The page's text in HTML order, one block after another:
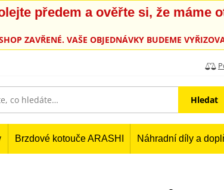
předem a ověřte si, že máme
ZAVŘENÉ. VAŠE OBJEDNÁVKY BUDEME
Hledat
Brzdové kotouče ARASHI Náhradní díly a